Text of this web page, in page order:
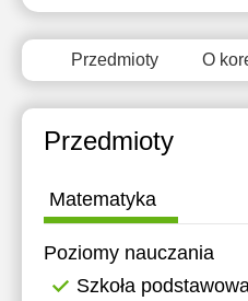
Przedmioty O
Przedmioty
Matematyka
Poziomy nauczania
Szkoła
Brak
dostępnych
terminów
Brak
dostępnych
terminów
Brak